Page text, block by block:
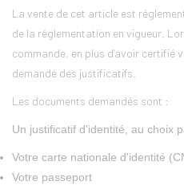
La vente de cet article est
de la réglementation en vigueur.
commande, en plus d'avoir certifié
demandé des justificatifs.
Les documents demandés sont :
Un justificatif d'identité, au choix
Votre carte nationale d'identité
Votre passeport